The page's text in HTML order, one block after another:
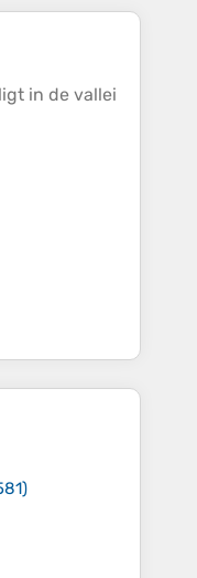
in de vallei
)